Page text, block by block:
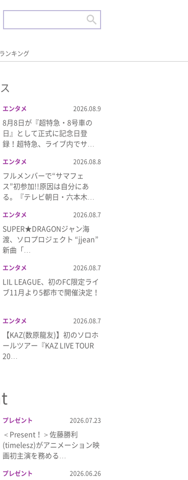
ランキング
エンタメ 2026.08.9
8月8日が『超特急・8号車の
日』として正式に記念日登
録！超特急、ライブ内でサ…
エンタメ 2026.08.8
フルメンバーで“サマフェ
ス”初参加!!原因は自分にあ
る。『テレビ朝日・六本木…
エンタメ 2026.08.7
SUPER★DRAGONジャン海
渡、ソロプロジェクト “jjean”
新曲「…
エンタメ 2026.08.7
LIL LEAGUE、初のFC限定ライ
ブ11月より5都市で開催決定！
エンタメ 2026.08.7
【KAZ(数原龍友)】初のソロホ
ールツアー『KAZ LIVE TOUR
20…
プレゼント 2026.07.23
＜Present！＞佐藤勝利
(timelesz)がアニメーション映
画初主演を務める…
プレゼント 2026.06.26